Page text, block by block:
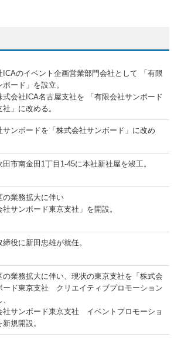
ICAのイベント企画営業部門会社として 「有限
ード」を設立。
式会社ICA名古屋支社を 「有限会社サンボード
」に改める。
サンボードを「株式会社サンボード」に改め
田市南金田1丁目1-45に本社新社屋を竣工。
の業務拡大に伴い
社サンボード東京支社」を開設。
締役に新田忠雄が就任。
の業務拡大に伴い、現状の東京支社を「株式会
ード東京支社 クリエイティブプロモーション
社サンボード東京支社 イベントプロモーショ
規開設。